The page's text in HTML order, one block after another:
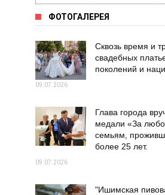
ФОТОГАЛЕРЕЯ
Сквозь время и
свадебных
поколений и
09.07.2026
Глава города
медали «За
семьям,
более 25 лет.
09.07.2026
"Ишимская